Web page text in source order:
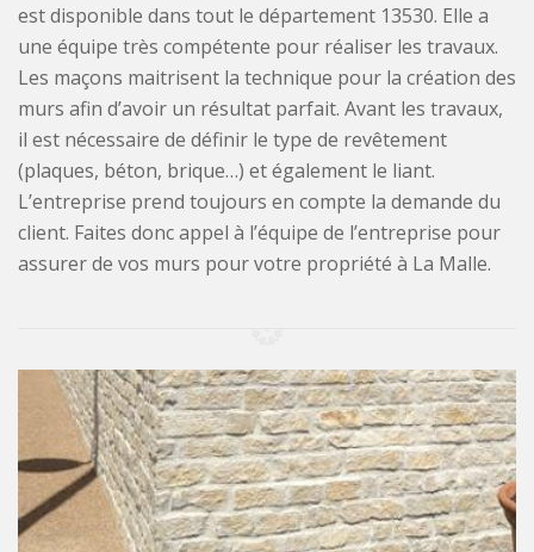
est disponible dans tout le département 13530. Elle a
une équipe très compétente pour réaliser les travaux.
Les maçons maitrisent la technique pour la création des
murs afin d’avoir un résultat parfait. Avant les travaux,
il est nécessaire de définir le type de revêtement
(plaques, béton, brique…) et également le liant.
L’entreprise prend toujours en compte la demande du
client. Faites donc appel à l’équipe de l’entreprise pour
assurer de vos murs pour votre propriété à La Malle.